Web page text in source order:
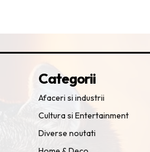
Categorii
Afaceri si industrii
Cultura si Entertainment
Diverse noutati